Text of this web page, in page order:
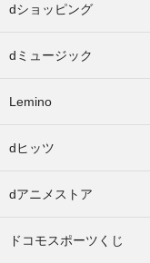
dショッピング
dミュージック
Lemino
dヒッツ
dアニメストア
ドコモスポーツくじ